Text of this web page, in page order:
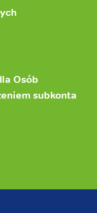
Osób
subkonta